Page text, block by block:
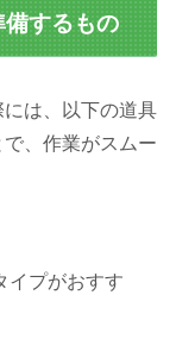
するもの
は、以下の道具
、作業がスムー
イプがおすす